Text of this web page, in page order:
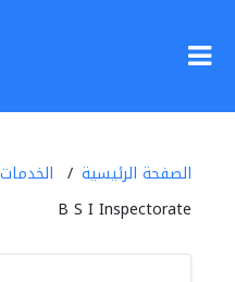
الصفحة الرئيسية الخدمات
B S I Inspectorate